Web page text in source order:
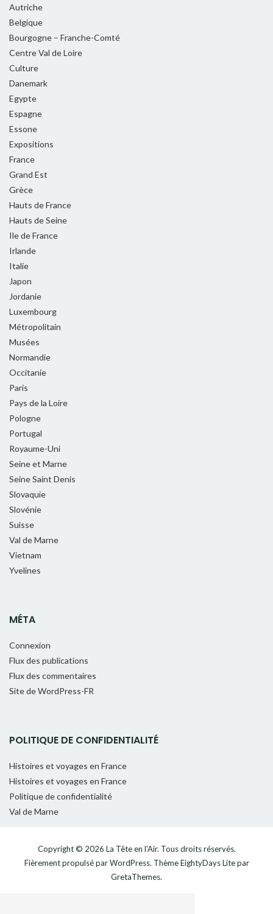
Autriche
Belgique
Bourgogne – Franche-Comté
Centre Val de Loire
Culture
Danemark
Egypte
Espagne
Essone
Expositions
France
Grand Est
Grèce
Hauts de France
Hauts de Seine
Ile de France
Irlande
Italie
Japon
Jordanie
Luxembourg
Métropolitain
Musées
Normandie
Occitanie
Paris
Pays de la Loire
Pologne
Portugal
Royaume-Uni
Seine et Marne
Seine Saint Denis
Slovaquie
Slovénie
Suisse
Val de Marne
Vietnam
Yvelines
MÉTA
Connexion
Flux des publications
Flux des commentaires
Site de WordPress-FR
POLITIQUE DE CONFIDENTIALITÉ
Histoires et voyages en France
Histoires et voyages en France
Politique de confidentialité
Val de Marne
Copyright © 2026 La Tête en l'Air. Tous droits réservés.
Fièrement propulsé parWordPress. ThèmeEightyDays Litepar
GretaThemes.